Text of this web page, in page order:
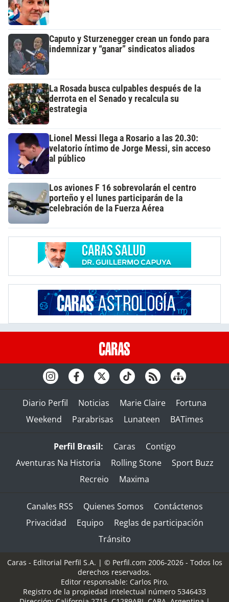
Caputo y Sturzenegger crean un fondo para
indemnizar y “ganar” sindicatos aliados
La Rosada busca culpables después de la
derrota en el Senado y recalcula su
estrategia
Lionel Messi llega a Rosario a las 20.30:
velatorio íntimo de Jorge Messi, sin acceso
al público
Los aviones F 16 sobrevolarán el centro
porteño y el lunes participarán de la
celebración de la Fuerza Aérea
Diario Perfil Noticias Marie Claire
Fortuna
Weekend
Parabrisas Lunateen BATimes
Perfil Brasil: Caras
Contigo
Aventuras Na Historia
Rolling Stone
Sport Buzz
Recreio
Maxima
Canales RSS Quienes Somos
Contáctenos
Privacidad
Equipo
Reglas de participación
Tránsito
Caras - Editorial Perfil S.A. | © Perfil.com 2006-2026 - Todos los
derechos reservados.
Editor responsable: Carlos Piro.
Registro de la propiedad intelectual número 5346433